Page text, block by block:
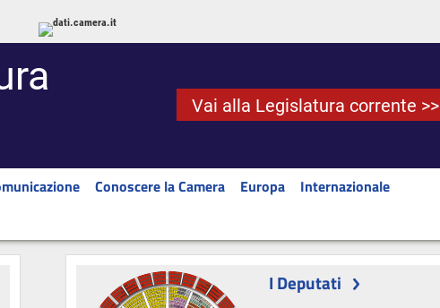
Vai alla Legislatura corrente >>
Conoscere la Camera Europa
Internazionale
I Deputati